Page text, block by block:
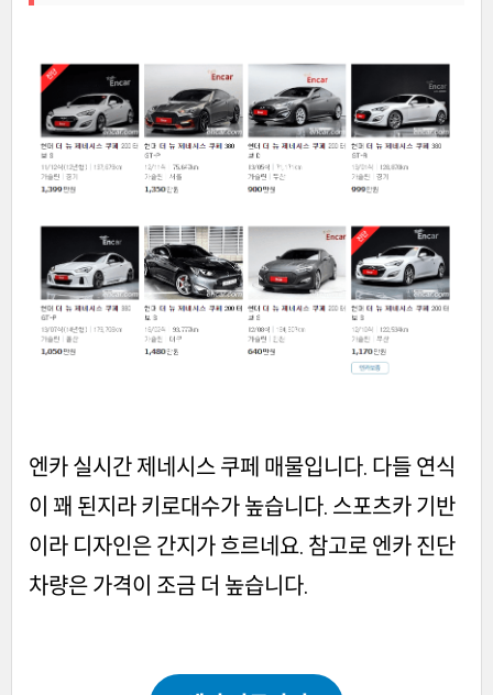
엔카 실시간 제네시스 쿠페 매물입니다. 다들 연식
이 꽤 된지라 키로대수가 높습니다. 스포츠카 기반
이라 디자인은 간지가 흐르네요. 참고로 엔카 진단
차량은 가격이 조금 더 높습니다.